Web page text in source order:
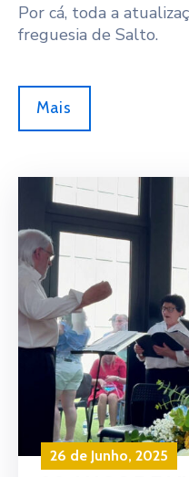
Por cá, toda a
freguesia de Salto.
Mais
26 de Junho, 2025